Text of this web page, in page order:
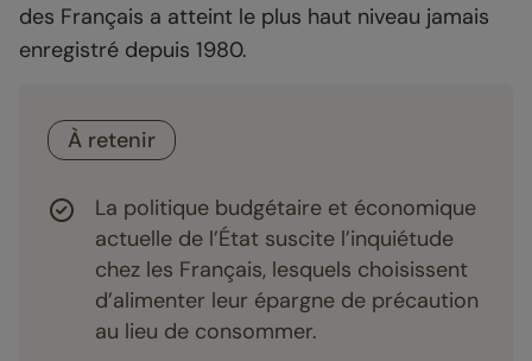
des Français a atteint le plus haut niveau jamais
enregistré depuis 1980.
À retenir
La politique budgétaire et économique
actuelle de l’État suscite l’inquiétude
chez les Français, lesquels choisissent
d’alimenter leur épargne de précaution
au lieu de consommer.